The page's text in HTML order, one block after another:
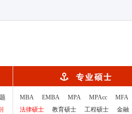
MBA EMBA MPA MPAcc
MFA
法律硕士
教育硕士 工程硕士 金融